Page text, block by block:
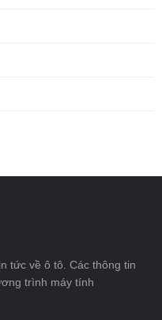
tức về ô tô. Các thông tin
trình máy tính